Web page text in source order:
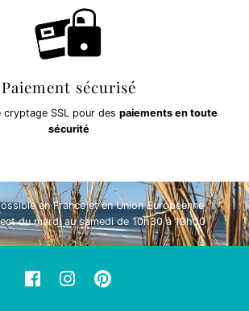
Paiement sécurisé
cryptage SSL pour des paiements en toute
sécurité
en France et en Union Européenne
du mardi au samedi de 10h30 à 19h00